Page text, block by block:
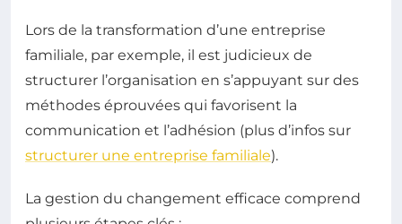
Lors de la transformation d’une entreprise
familiale, par exemple, il est judicieux de
structurer l’organisation en s’appuyant sur des
méthodes éprouvées qui favorisent la
communication et l’adhésion (plus d’infos sur
structurer une entreprise familiale).
La gestion du changement efficace comprend